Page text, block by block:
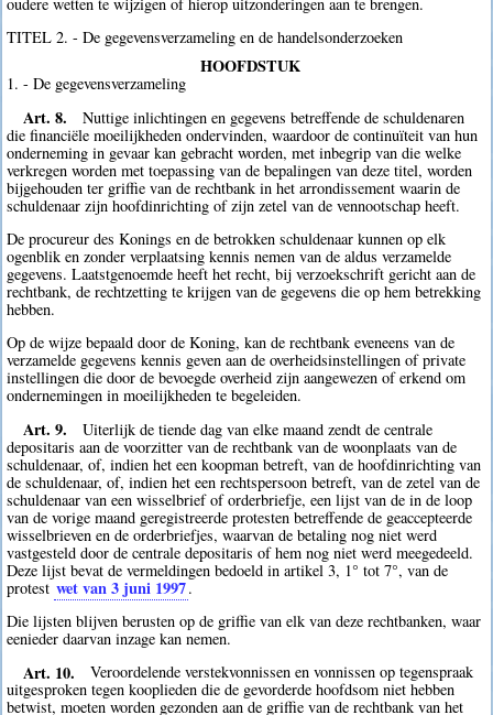
TITEL 2. - De gegevensverzameling en de handelsonderzoeken
HOOFDSTUK
1. - De gegevensverzameling
Art. 8.
Nuttige inlichtingen en gegevens betreffende de schuldenaren
die financiële moeilijkheden ondervinden, waardoor de continuïteit van hun
onderneming in gevaar kan gebracht worden, met inbegrip van die welke
verkregen worden met toepassing van de bepalingen van deze titel, worden
bijgehouden ter griffie van de rechtbank in het arrondissement waarin de
schuldenaar zijn hoofdinrichting of zijn zetel van de vennootschap heeft.
De procureur des Konings en de betrokken schuldenaar kunnen op elk
ogenblik en zonder verplaatsing kennis nemen van de aldus verzamelde
gegevens. Laatstgenoemde heeft het recht, bij verzoekschrift gericht aan de
rechtbank, de rechtzetting te krijgen van de gegevens die op hem betrekking
hebben.
Op de wijze bepaald door de Koning, kan de rechtbank eveneens van de
verzamelde gegevens kennis geven aan de overheidsinstellingen of private
instellingen die door de bevoegde overheid zijn aangewezen of erkend om
ondernemingen in moeilijkheden te begeleiden.
Art. 9.
Uiterlijk de tiende dag van elke maand zendt de centrale
depositaris aan de voorzitter van de rechtbank van de woonplaats van de
schuldenaar, of, indien het een koopman betreft, van de hoofdinrichting van
de schuldenaar, of, indien het een rechtspersoon betreft, van de zetel van de
schuldenaar van een wisselbrief of orderbriefje, een lijst van de in de loop
van de vorige maand geregistreerde protesten betreffende de geaccepteerde
wisselbrieven en de orderbriefjes, waarvan de betaling nog niet werd
vastgesteld door de centrale depositaris of hem nog niet werd meegedeeld.
Deze lijst bevat de vermeldingen bedoeld in artikel 3, 1° tot 7°, van de
protest wet van 3 juni 1997.
Die lijsten blijven berusten op de griffie van elk van deze rechtbanken, waar
eenieder daarvan inzage kan nemen.
Art. 10.
Veroordelende verstekvonnissen en vonnissen op tegenspraak
uitgesproken tegen kooplieden die de gevorderde hoofdsom niet hebben
betwist, moeten worden gezonden aan de griffie van de rechtbank van het